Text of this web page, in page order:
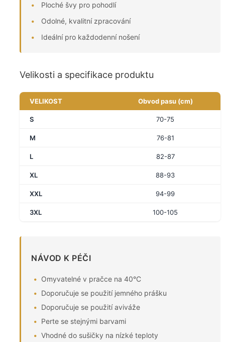
Ploché švy pro pohodlí
Odolné, kvalitní zpracování
Ideální pro každodenní nošení
Velikosti a specifikace produktu
VELIKOST Obvod pasu (cm)
S 70-75
M 76-81
L 82-87
XL 88-93
XXL 94-99
3XL 100-105
NÁVOD K PÉČI
Omyvatelné v pračce na 40°C
Doporučuje se použití jemného prášku
Doporučuje se použití aviváže
Perte se stejnými barvami
Vhodné do sušičky na nízké teploty